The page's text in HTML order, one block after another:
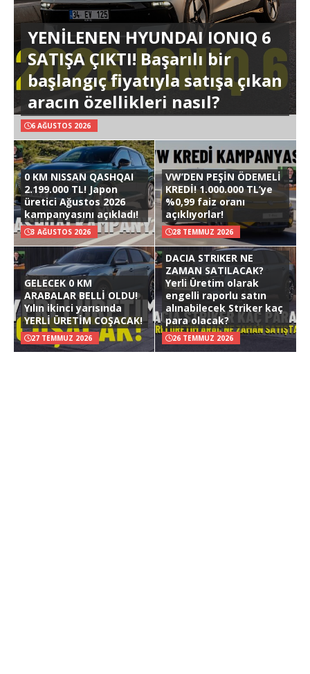
YENİLENEN HYUNDAI IONIQ 6
SATIŞA ÇIKTI! Başarılı bir
başlangıç fiyatıyla satışa çıkan
aracın özellikleri nasıl?
6 AĞUSTOS 2026
0 KM NISSAN QASHQAI
2.199.000 TL! Japon
üretici Ağustos 2026
kampanyasını açıkladı!
3 AĞUSTOS 2026
VW’DEN PEŞİN ÖDEMELİ
KREDİ! 1.000.000 TL’ye
%0,99 faiz oranı
açıklıyorlar!
28 TEMMUZ 2026
GELECEK 0 KM
ARABALAR BELLİ OLDU!
Yılın ikinci yarısında
YERLİ ÜRETİM COŞACAK!
27 TEMMUZ 2026
DACIA STRIKER NE
ZAMAN SATILACAK?
Yerli Üretim olarak
engelli raporlu satın
alınabilecek Striker kaç
para olacak?
26 TEMMUZ 2026